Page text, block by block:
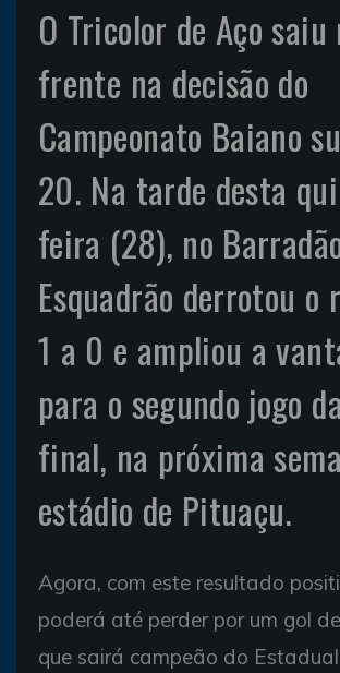
O Tricolor de Aço saiu
frente na decisão do
Campeonato Baiano
20. Na tarde desta
feira (28), no
Esquadrão derrotou o
1 a 0 e ampliou a
para o segundo jogo
final, na próxima
estádio de Pituaçu.
Agora, com este resultado
poderá até perder por um gol
que sairá campeão do